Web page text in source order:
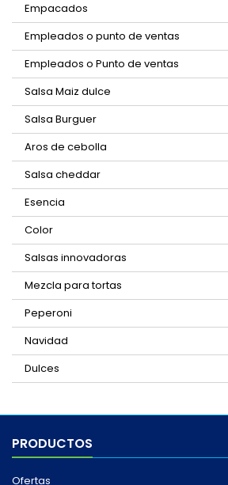
Empacados
Empleados o punto de ventas
Empleados o Punto de ventas
Salsa Maiz dulce
Salsa Burguer
Aros de cebolla
Salsa cheddar
Esencia
Color
Salsas innovadoras
Mezcla para tortas
Peperoni
Navidad
Dulces
PRODUCTOS
Ofertas